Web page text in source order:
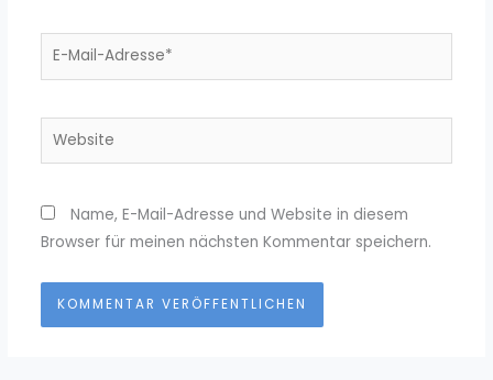
E-
Website
Name, E-Mail-Adresse und Website in diesem
Browser für meinen nächsten Kommentar speichern.